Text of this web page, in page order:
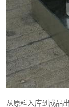
从原料入库到成品